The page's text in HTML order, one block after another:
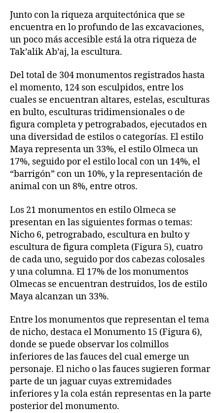
Junto con la riqueza arquitectónica que se
encuentra en lo profundo de las excavaciones,
un poco más accesible está la otra riqueza de
Tak’alik Ab’aj, la escultura.
Del total de 304 monumentos registrados hasta
el momento, 124 son esculpidos, entre los
cuales se encuentran altares, estelas, esculturas
en bulto, esculturas tridimensionales o de
figura completa y petrograbados, ejecutados en
una diversidad de estilos o categorías. El estilo
Maya representa un 33%, el estilo Olmeca un
17%, seguido por el estilo local con un 14%, el
“barrigón” con un 10%, y la representación de
animal con un 8%, entre otros.
Los 21 monumentos en estilo Olmeca se
presentan en las siguientes formas o temas:
Nicho 6, petrograbado, escultura en bulto y
escultura de figura completa (Figura 5), cuatro
de cada uno, seguido por dos cabezas colosales
y una columna. El 17% de los monumentos
Olmecas se encuentran destruidos, los de estilo
Maya alcanzan un 33%.
Entre los monumentos que representan el tema
de nicho, destaca el Monumento 15 (Figura 6),
donde se puede observar los colmillos
inferiores de las fauces del cual emerge un
personaje. El nicho o las fauces sugieren formar
parte de un jaguar cuyas extremidades
inferiores y la cola están representas en la parte
posterior del monumento.